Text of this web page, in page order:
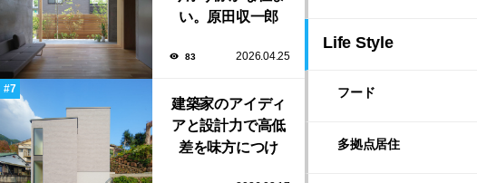
い。原田収一郎
手がけた「裏路地
83 2026.04.25
建築家のアイディ
アと設計力で高低
差を味方につけ
Life Style
フード
多拠点居住